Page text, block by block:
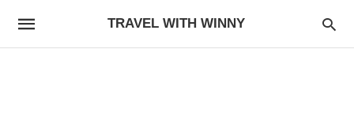
TRAVEL WITH WINNY